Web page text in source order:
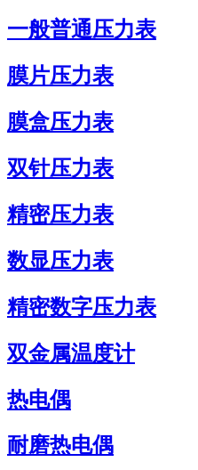
一般普通压力表
膜片压力表
膜盒压力表
双针压力表
精密压力表
数显压力表
精密数字压力表
双金属温度计
热电偶
耐磨热电偶